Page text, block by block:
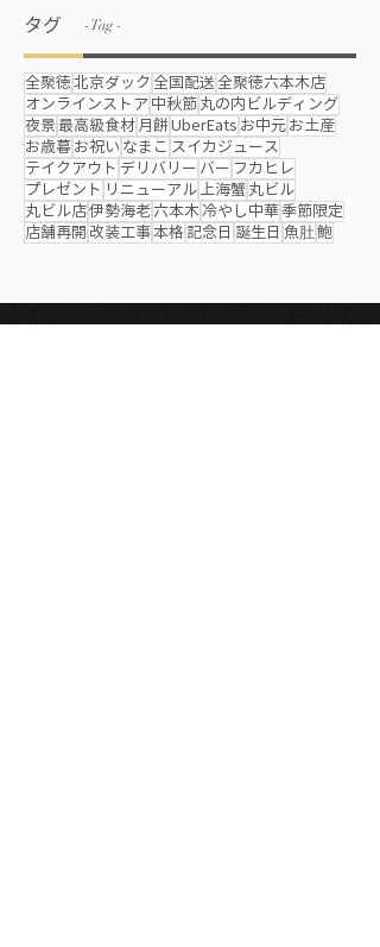
タグ - Tag -
全聚徳北京ダック全国配送全聚徳六本木店
オンラインストア 中秋節丸の内ビルディング
夜景最高級食材月餅UberEats お中元お土産
お歳暮お祝い なまこ スイカジュース
テイクアウト デリバリー バー フカヒレ
プレゼント リニューアル上海蟹丸ビル
丸ビル店伊勢海老六本木冷やし中華季節限定
店舗再開 改装工事本格 記念日 誕生日 魚肚鮑